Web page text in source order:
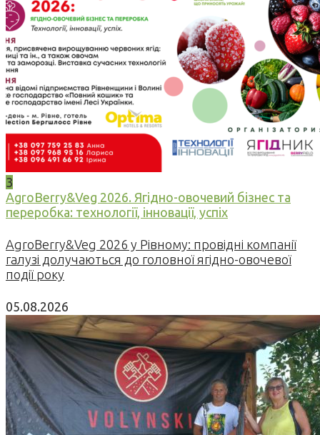
3
AgroBerry&Veg 2026. Ягідно-овочевий бізнес та
переробка: технології, інновації, успіх
AgroBerry&Veg 2026 у Рівному: провідні компанії
галузі долучаються до головної ягідно-овочевої
події року
05.08.2026